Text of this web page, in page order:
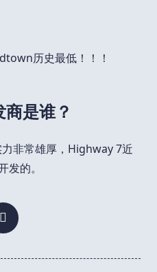
历史最低！！！
是谁？
力非常雄厚，Highway 7近
的。